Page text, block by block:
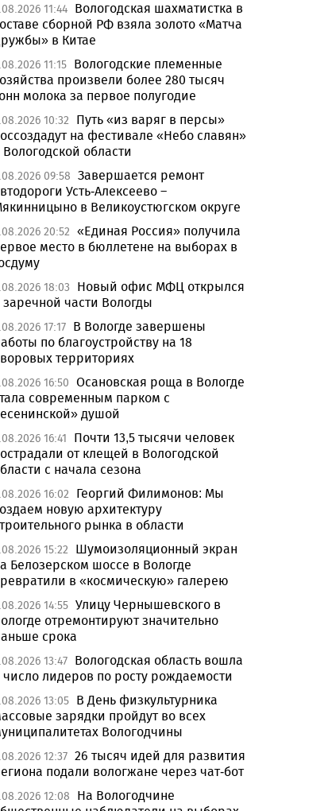
11:44 Вологодская шахматистка в
сборной РФ взяла золото «Матча
в Китае
11:15 Вологодские племенные
произвели более 280 тысяч
молока за первое полугодие
10:32
Путь «из варяг в персы»
на фестивале «Небо славян»
Вологодской области
09:58 Завершается ремонт
Усть-Алексеево –
в Великоустюгском округе
20:52 «Единая Россия» получила
место в бюллетене на выборах в
18:03
Новый офис МФЦ открылся
заречной части Вологды
17:17 В Вологде завершены
по благоустройству на 18
территориях
16:50 Осановская роща в Вологде
современным парком с
душой
16:41
Почти 13,5 тысячи человек
от клещей в Вологодской
с начала сезона
16:02
Георгий Филимонов: Мы
новую архитектуру
рынка в области
15:22
Шумоизоляционный экран
Белозерском шоссе в Вологде
в «космическую» галерею
14:55 Улицу Чернышевского в
отремонтируют значительно
срока
13:47 Вологодская область вошла
число лидеров по росту рождаемости
13:05 В День физкультурника
зарядки пройдут во всех
Вологодчины
12:37 26 тысяч идей для развития
подали вологжане через чат-бот
12:08
На Вологодчине